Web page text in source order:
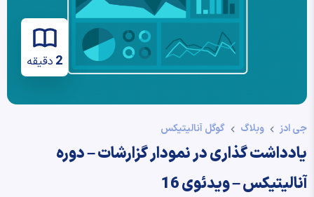
2 دقیقه
جی ادز وبلاگ گوگل آنالیتیکس
یادداشت گذاری در نمودار گزارشات – دوره
آنالیتیکس – ویدئوی 16